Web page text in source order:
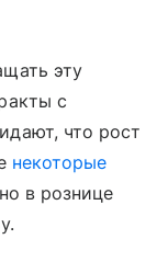
эту
с
что рост
некоторые
в рознице